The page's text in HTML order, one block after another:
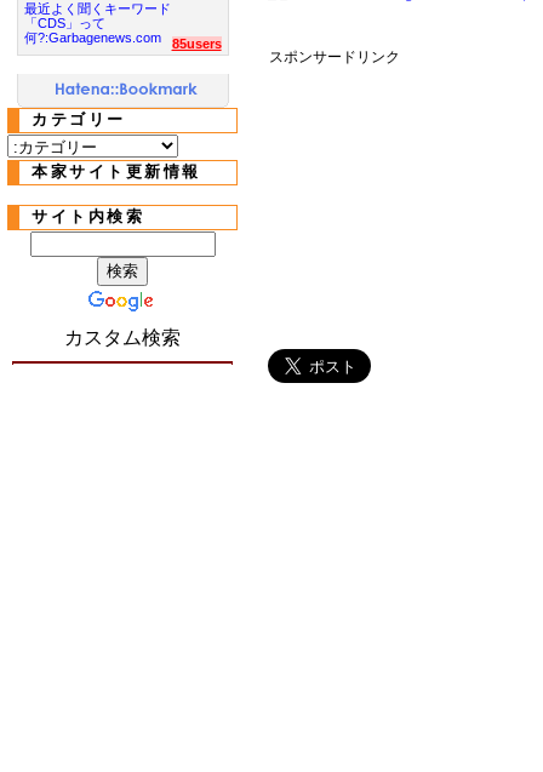
スポンサードリンク
最近よく聞くキーワード
「CDS」って
何?:Garbagenews.com
85users
カテゴリー
本家サイト更新情報
サイト内検索
カスタム検索